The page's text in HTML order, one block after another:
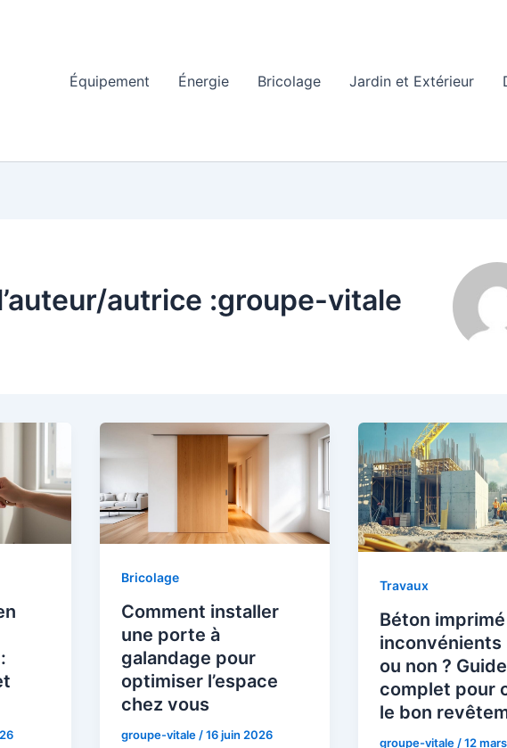
Équipement
Énergie Bricolage Jardin et Extérieur
autrice :groupe-vitale
Bricolage
Comment installer
une porte à
galandage pour
optimiser l’espace
chez vous
groupe-vitale /16 juin 2026
Travaux
Béton imprimé
inconvénients
ou non ? Guide
complet pour
le bon
groupe-vitale /12